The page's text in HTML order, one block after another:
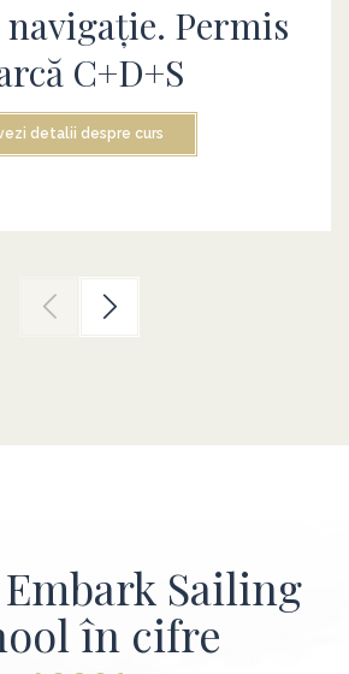
Permis
C+D+S
detalii despre curs
Sailing
în cifre